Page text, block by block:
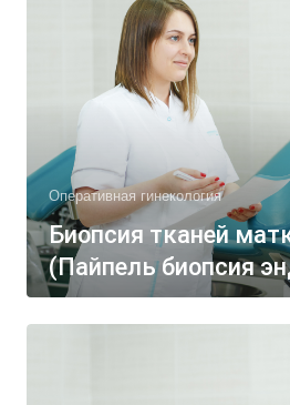
Оперативная гинекология
Биопсия тканей
(Пайпель биопсия